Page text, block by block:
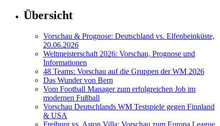
Übersicht
Vorschau & Prognose: Deutschland vs. Elfenbeinküste,
20.06.2026
Weltmeisterschaft 2026: Vorschau, Prognose und
Informationen
48 Teams: Vorschau auf die Gruppen der WM 2026
Das Wunder von Bern
Vom Football Manager zum erfolgreichen Job im
modernen Fußball
Vorschau Deutschlands WM Testspiele gegen Finnland
& USA
Freiburg vs. Aston Villa: Vorschau zum Europa League